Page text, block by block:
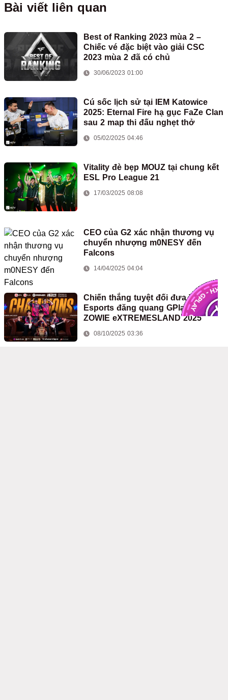
Bài viết liên quan
Best of Ranking 2023 mùa 2 –
Chiếc vé đặc biệt vào giải CSC
2023 mùa 2 đã có chủ
30/06/2023 01:00
Cú sốc lịch sử tại IEM Katowice
2025: Eternal Fire hạ gục FaZe Clan
sau 2 map thi đấu nghẹt thở
05/02/2025 04:46
Vitality đè bẹp MOUZ tại chung kết
ESL Pro League 21
17/03/2025 08:08
CEO của G2 xác nhận thương vụ
chuyển nhượng m0NESY đến
Falcons
14/04/2025 04:04
Chiến thắng tuyệt đối đưa VTM
Esports đăng quang GPlay x
ZOWIE eXTREMESLAND 2025
08/10/2025 03:36